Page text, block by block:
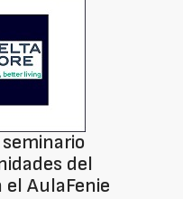
del
AulaFenie